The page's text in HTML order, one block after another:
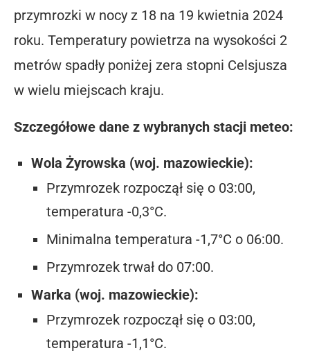
przymrozki w nocy z 18 na 19 kwietnia 2024
roku. Temperatury powietrza na wysokości 2
metrów spadły poniżej zera stopni Celsjusza
w wielu miejscach kraju.
Szczegółowe dane z wybranych stacji meteo:
Wola Żyrowska (woj. mazowieckie):
Przymrozek rozpoczął się o 03:00,
temperatura -0,3°C.
Minimalna temperatura -1,7°C o 06:00.
Przymrozek trwał do 07:00.
Warka (woj. mazowieckie):
Przymrozek rozpoczął się o 03:00,
temperatura -1,1°C.